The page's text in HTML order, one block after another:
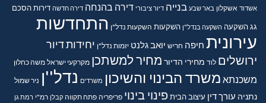
אשדוד אשקלון באר שבע בנייה דיור ציבורי דירה בהנחה דירה חדשה דירותהסכם
גגהשקעה השקעה בנדל"ן השקעות השקעות נדל"ן התחדשות
עירונית חיפה חריש יואב גלנט יזמות נדל"ן יחידות דיור
ירושלים לוד מחירי הדיור מחיר למשתכן מקרקעי ישראל משה כחלון
משכנתא משרד הבינוי והשיכון משרדים נדל''ן ניר שמול
נתניה עורך דין עיצוב הבית פינוי בינוי פריפריה פתח תקווה קבלן רמ"י רמת גן